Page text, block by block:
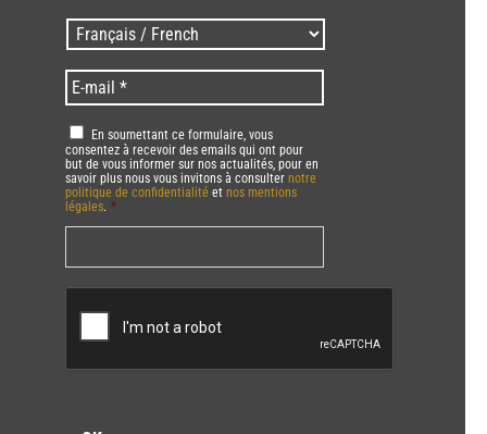
/
Zip
*
*
Langues
/
Language *
E-
mail *
RGPD *
En soumettant ce formulaire, vous
consentez à recevoir des emails qui ont pour
but de vous informer sur nos actualités, pour en
savoir plus nous vous invitons à consulternotre
politique de confidentialité etnos mentions
légales. *